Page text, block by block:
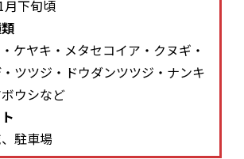
月下旬頃
ケヤキ・メタセコイア・クヌギ・
ツツジ・ドウダンツツジ・ナンキ
ウシなど
駐車場